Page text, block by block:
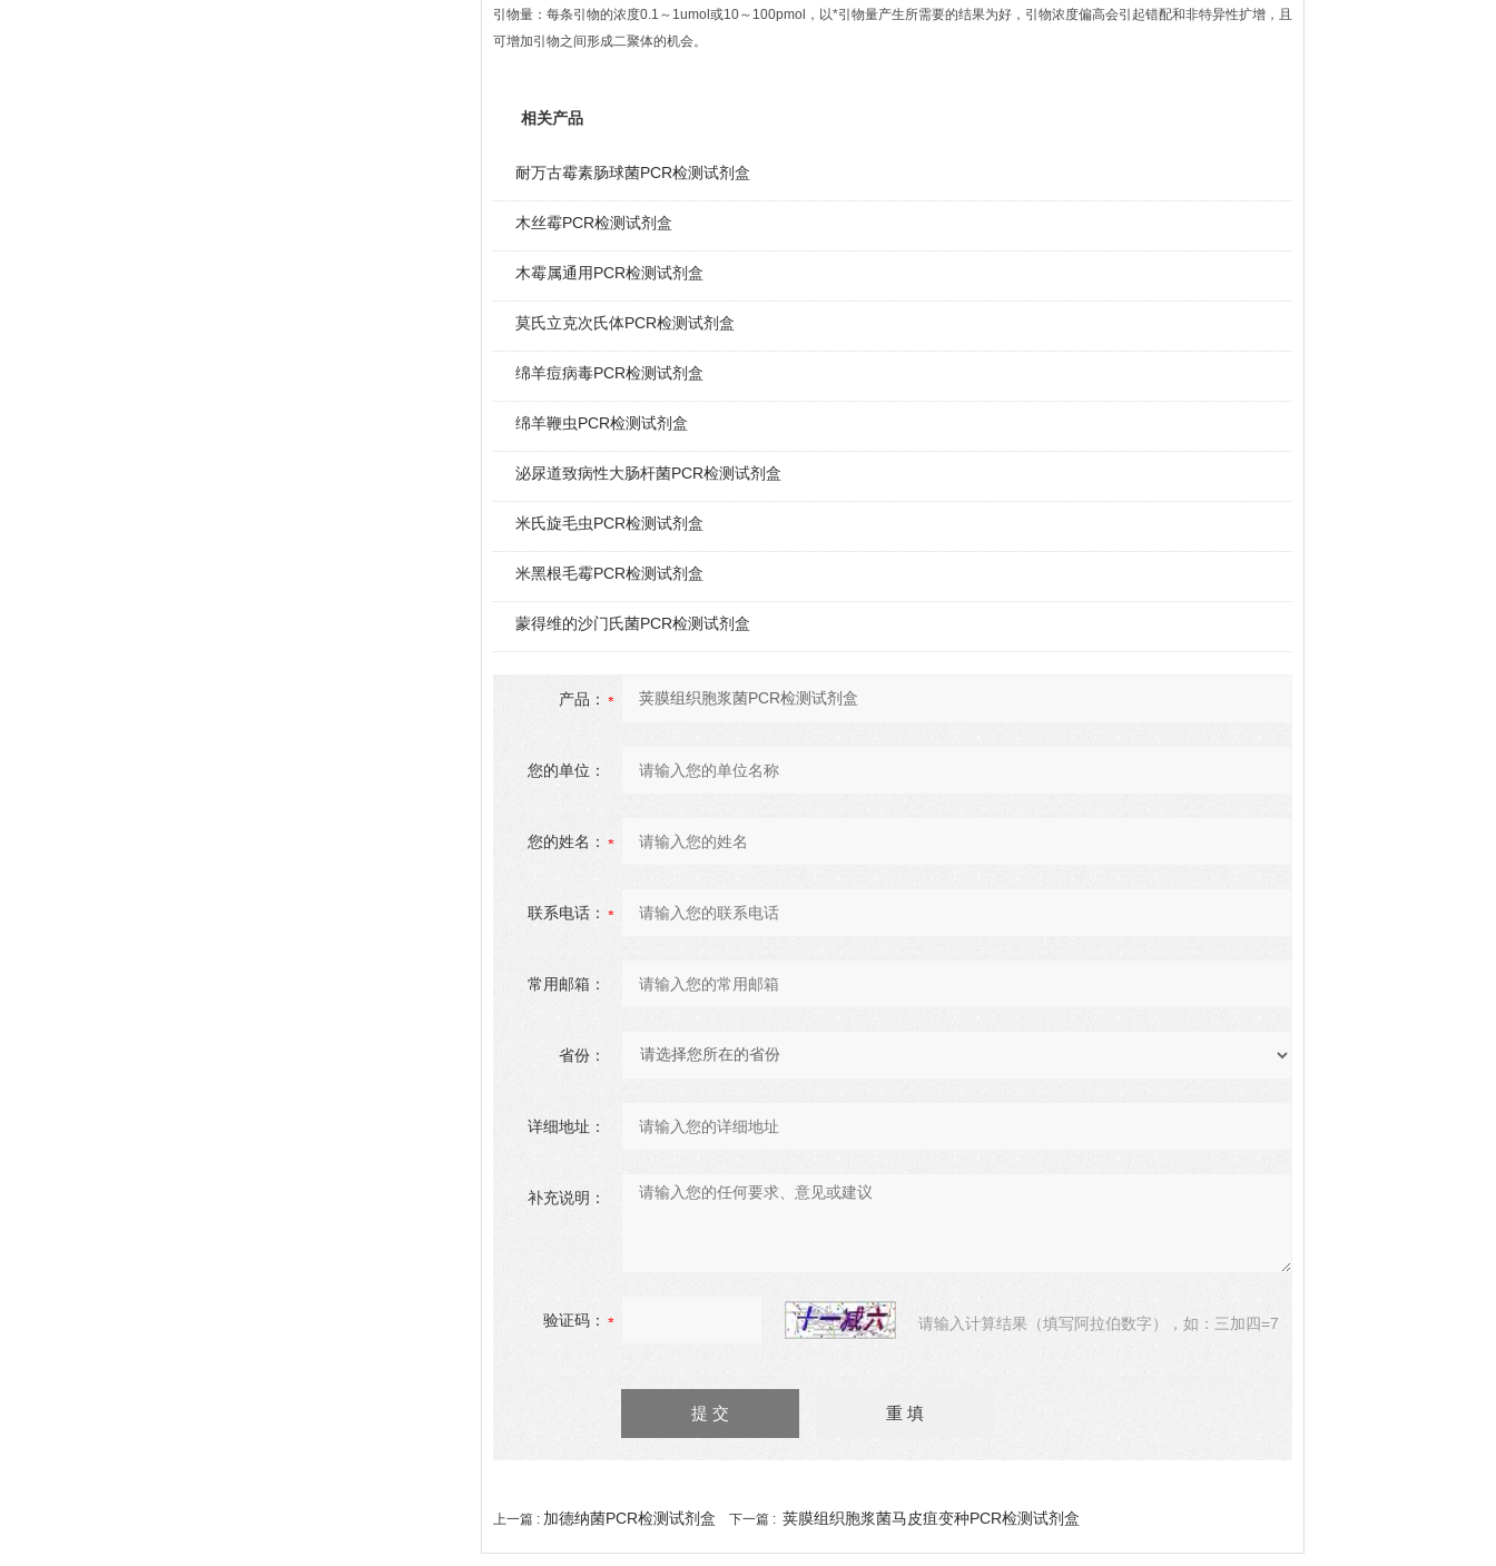
引物量：每条引物的浓度0.1～1umol或10～100pmol，以*引物量产生所需要的结果为好，引物浓度偏高会引起错配和非特异性扩增，且
可增加引物之间形成二聚体的机会。
相关产品
耐万古霉素肠球菌PCR检测试剂盒
木丝霉PCR检测试剂盒
木霉属通用PCR检测试剂盒
莫氏立克次氏体PCR检测试剂盒
绵羊痘病毒PCR检测试剂盒
绵羊鞭虫PCR检测试剂盒
泌尿道致病性大肠杆菌PCR检测试剂盒
米氏旋毛虫PCR检测试剂盒
米黑根毛霉PCR检测试剂盒
蒙得维的沙门氏菌PCR检测试剂盒
产品：
您的单位：
您的姓名：
联系电话：
常用邮箱：
省份：
详细地址：
补充说明：
验证码： 请输入计算结果（填写阿拉伯数字），如：三加四=7
上一篇 : 加德纳菌PCR检测试剂盒 下一篇 : 荚膜组织胞浆菌马皮疽变种PCR检测试剂盒